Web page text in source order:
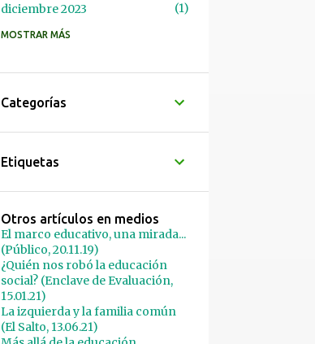
diciembre 2023
1
octubre 2023
agosto 2023
enero 2023
1
diciembre 2022
octubre 2022
agosto 2022
MOSTRAR MÁS
Categorías
Etiquetas
Otros artículos en medios
El marco educativo, una mirada...
(Público, 20.11.19)
¿Quién nos robó la educación
social? (Enclave de Evaluación,
15.01.21)
La izquierda y la familia común
(El Salto, 13.06.21)